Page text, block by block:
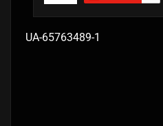
UA-65763489-1